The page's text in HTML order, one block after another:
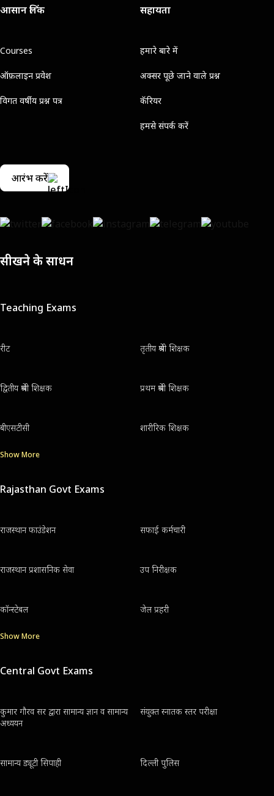
आसान लिंक
Courses
ऑफ़लाइन प्रवेश
विगत वर्षीय प्रश्न पत्र
सहायता
हमारे बारे में
अक्सर पूछे जाने वाले प्रश्न
कॅरियर
हमसे संपर्क करें
आरंभ करें
सीखने के साधन
Teaching Exams
रीट तृतीय श्रेणी शिक्षक
द्वितीय श्रेणी शिक्षक प्रथम श्रेणी शिक्षक
बीएसटीसी शारीरिक शिक्षक
Show More
Rajasthan Govt Exams
राजस्थान फाउंडेशन सफाई कर्मचारी
राजस्थान प्रशासनिक सेवा उप निरीक्षक
कॉन्स्टेबल जेल प्रहरी
Show More
Central Govt Exams
कुमार गौरव सर द्वारा सामान्य ज्ञान व सामान्य
अध्ययन
संयुक्त स्नातक स्तर परीक्षा
सामान्य ड्यूटी सिपाही दिल्ली पुलिस